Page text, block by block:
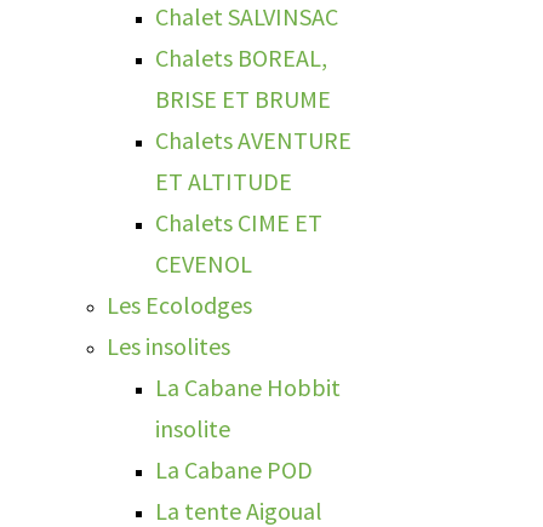
Chalet SALVINSAC
Chalets BOREAL,
BRISE ET BRUME
Chalets AVENTURE
ET ALTITUDE
Chalets CIME ET
CEVENOL
Les Ecolodges
Les insolites
La Cabane Hobbit
insolite
La Cabane POD
La tente Aigoual